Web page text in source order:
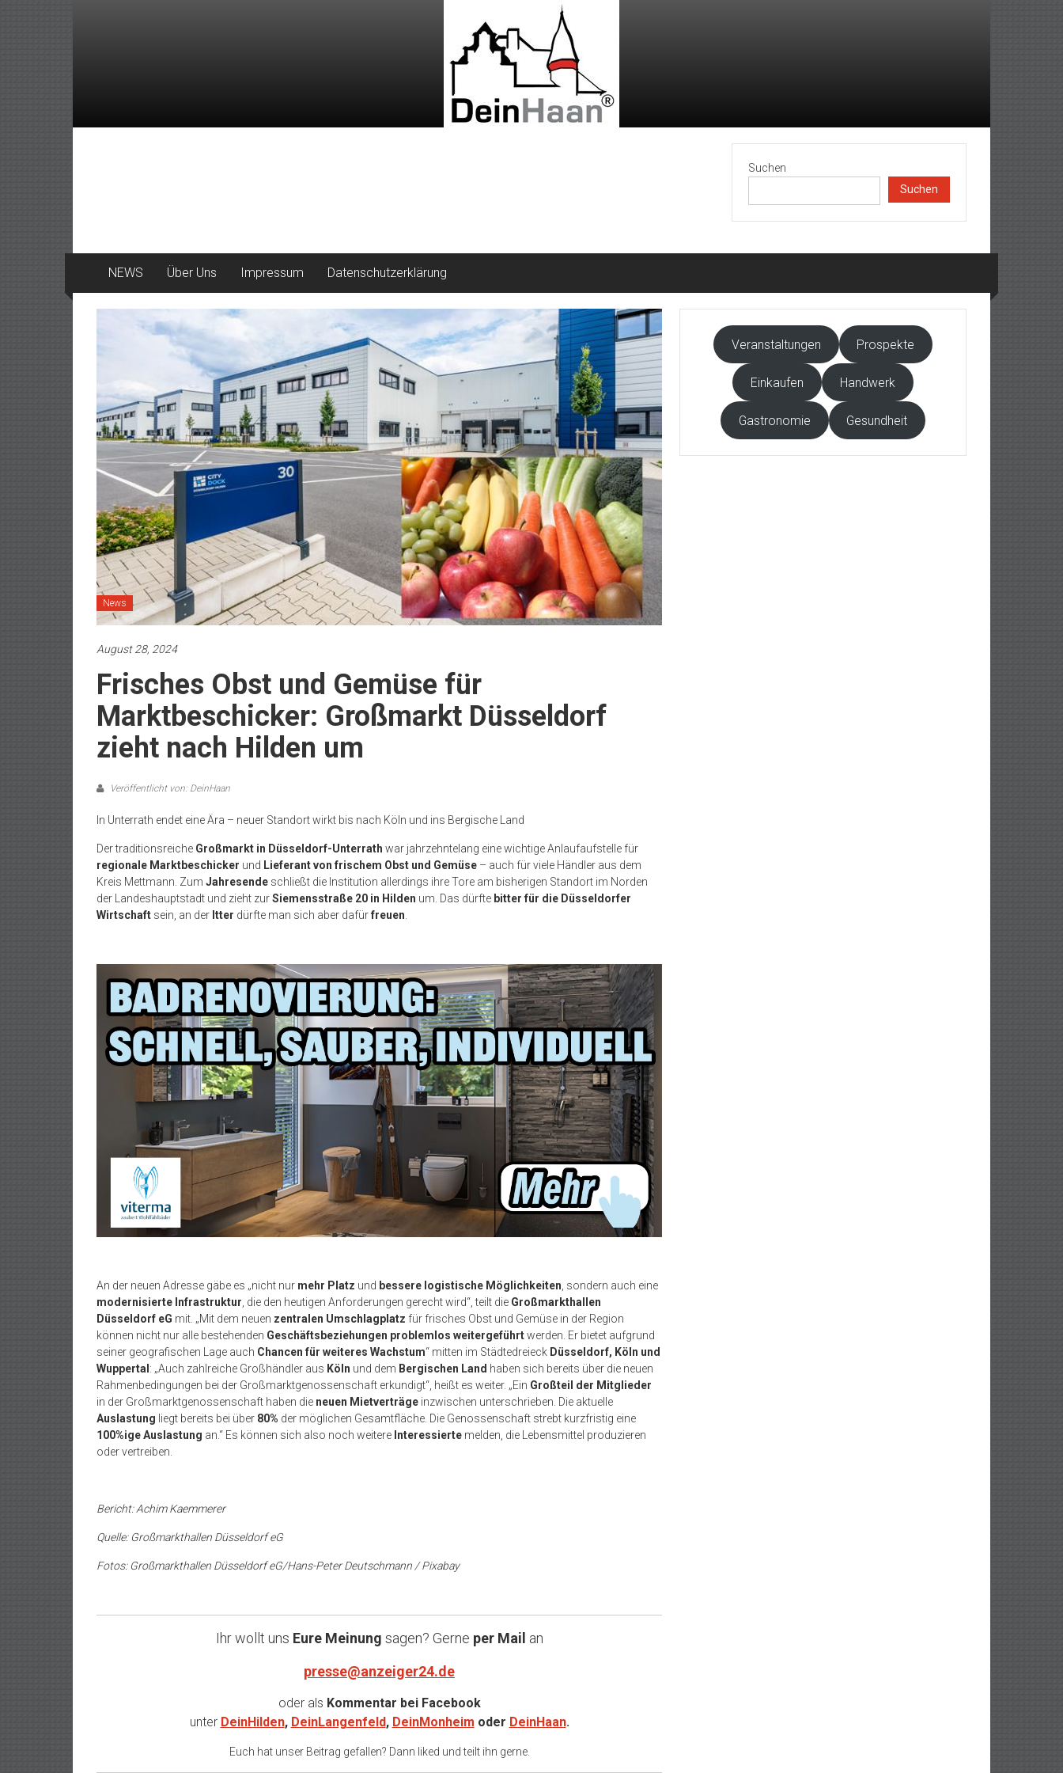
Suchen
Suchen
NEWS Über Uns Impressum Datenschutzerklärung
News
August 28, 2024
Frisches Obst und Gemüse für
Marktbeschicker: Großmarkt Düsseldorf
zieht nach Hilden um
Veröffentlicht von: DeinHaan
In Unterrath endet eine Ära – neuer Standort wirkt bis nach Köln und ins Bergische Land
Der traditionsreiche Großmarkt in Düsseldorf-Unterrath war jahrzehntelang eine wichtige Anlaufaufstelle für
regionale Marktbeschicker und Lieferant von frischem Obst und Gemüse – auch für viele Händler aus dem
Kreis Mettmann. Zum Jahresende schließt die Institution allerdings ihre Tore am bisherigen Standort im Norden
der Landeshauptstadt und zieht zurSiemensstraße 20 in Hilden um. Das dürfte bitter für die Düsseldorfer
Wirtschaft sein, an der Itter dürfte man sich aber dafürfreuen
An der neuen Adresse gäbe es „nicht nur mehr Platz und bessere logistische Möglichkeiten, sondern auch eine
modernisierte Infrastruktur, die den heutigen Anforderungen gerecht wird“, teilt die Großmarkthallen
Düsseldorf eG mit. „Mit dem neuen zentralen Umschlagplatz für frisches Obst und Gemüse in der Region
können nicht nur alle bestehenden Geschäftsbeziehungen problemlos weitergeführtwerden. Er bietet aufgrund
seiner geografischen Lage auch Chancen für weiteres Wachstum“ mitten im Städtedreieck Düsseldorf, Köln und
Wuppertal : „Auch zahlreiche Großhändler aus Köln und dem Bergischen Land haben sich bereits über die neuen
Rahmenbedingungen bei der Großmarktgenossenschaft erkundigt“, heißt es weiter. „Ein Großteil der Mitglieder
in der Großmarktgenossenschaft haben die neuen Mietverträge inzwischen unterschrieben. Die aktuelle
Auslastung liegt bereits bei über 80% der möglichen Gesamtfläche. Die Genossenschaft strebt kurzfristig eine
100%ige Auslastung an.“ Es können sich also noch weitere Interessierte melden, die Lebensmittel produzieren
oder vertreiben.
Bericht: Achim Kaemmerer
Quelle: Großmarkthallen Düsseldorf eG
Fotos: Großmarkthallen Düsseldorf eG/Hans-Peter Deutschmann / Pixabay
Ihr wollt uns Eure Meinung sagen? Gerne per Mail an
presse@anzeiger24.de
oder als Kommentar bei Facebook
unter DeinHilden, DeinLangenfeld, DeinMonheim oder DeinHaan.
Euch hat unser Beitrag gefallen? Dann liked und teilt ihn gerne.
Veranstaltungen Prospekte
Einkaufen Handwerk
Gastronomie Gesundheit